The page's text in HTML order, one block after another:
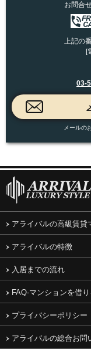
お問合
上記の
[
03-
メールの
アライバルの高級賃貸
アライバルの特徴
入居までの流れ
FAQ-マンションを借
プライバシーポリシー
アライバルの総合お問